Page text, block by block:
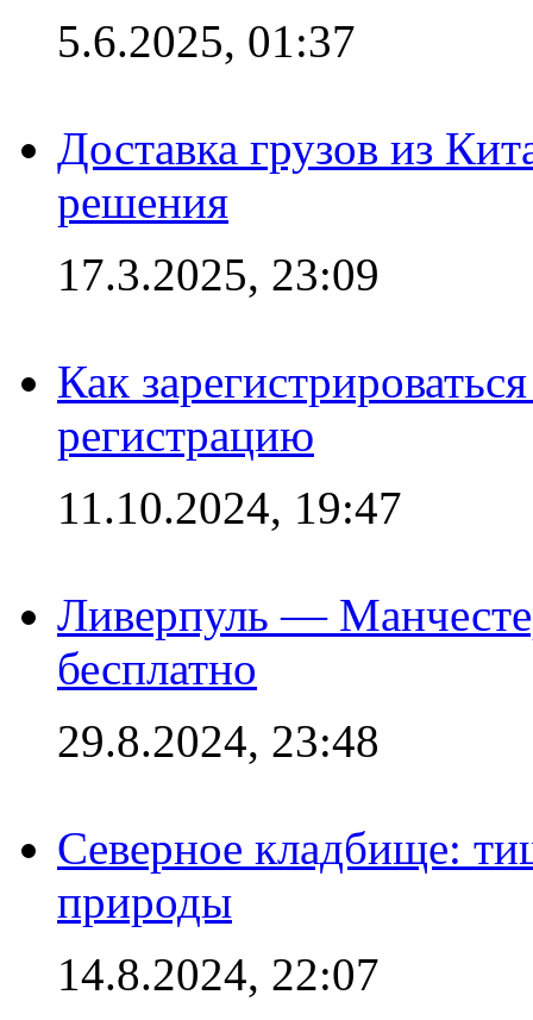
5.6.2025, 01:37
Доставка грузов из
решения
17.3.2025, 23:09
Как
регистрацию
11.10.2024, 19:47
Ливерпуль —
бесплатно
29.8.2024, 23:48
Северное кладбище:
природы
14.8.2024, 22:07